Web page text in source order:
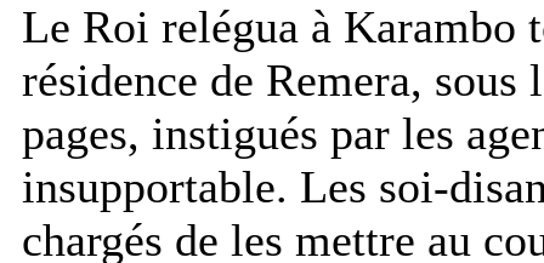
Le Roi relégua à Karambo
résidence de Remera,
pages, instigués par les
insupportable. Les soi-
chargés de les mettre au